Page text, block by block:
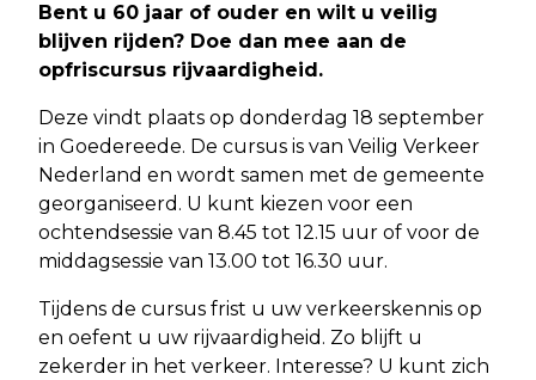
Bent u 60 jaar of ouder en wilt u veilig
blijven rijden? Doe dan mee aan de
opfriscursus rijvaardigheid.
Deze vindt plaats op donderdag 18 september
in Goedereede. De cursus is van Veilig Verkeer
Nederland en wordt samen met de gemeente
georganiseerd. U kunt kiezen voor een
ochtendsessie van 8.45 tot 12.15 uur of voor de
middagsessie van 13.00 tot 16.30 uur.
Tijdens de cursus frist u uw verkeerskennis op
en oefent u uw rijvaardigheid. Zo blijft u
zekerder in het verkeer. Interesse? U kunt zich